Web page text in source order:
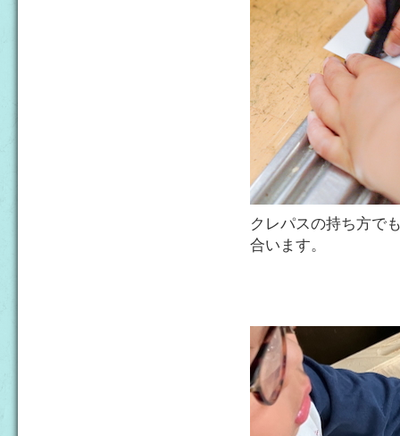
クレパスの持ち方で
合います。